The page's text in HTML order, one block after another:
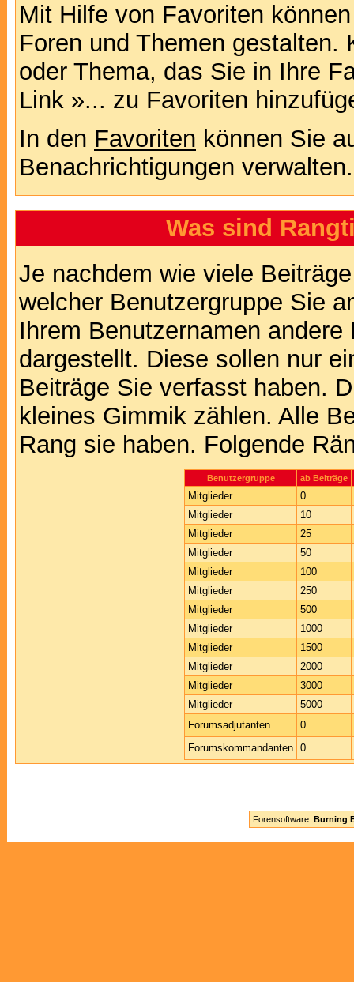
Mit Hilfe von Favoriten
Foren und Themen
oder Thema, das Sie in Ihre
Link »... zu Favoriten
In den Favoriten können Sie
Benachrichtigungen verwalten.
Was sind
Je nachdem wie viele
welcher Benutzergruppe Sie
Ihrem Benutzernamen
dargestellt. Diese sollen nur
Beiträge Sie verfasst haben.
kleines Gimmik zählen. Alle
Rang sie haben. Folgende
Benutzergruppe ab Beiträge
Mitglieder
0
Mitglieder
10
Mitglieder
25
Mitglieder
50
Mitglieder
100
Mitglieder
250
Mitglieder
500
Mitglieder
1000
Mitglieder
1500
Mitglieder
2000
Mitglieder
3000
Mitglieder
5000
Forumsadjutanten
0
Forumskommandanten 0
Forensoftware: Burning